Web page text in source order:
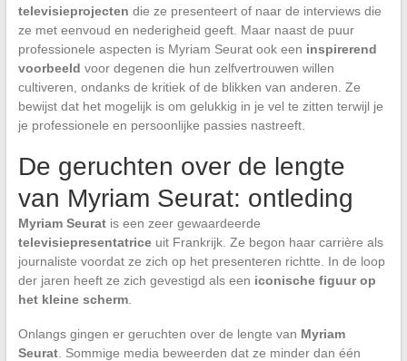
televisieprojecten die ze presenteert of naar de interviews die
ze met eenvoud en nederigheid geeft. Maar naast de puur
professionele aspecten is Myriam Seurat ook een inspirerend
voorbeeld voor degenen die hun zelfvertrouwen willen
cultiveren, ondanks de kritiek of de blikken van anderen. Ze
bewijst dat het mogelijk is om gelukkig in je vel te zitten terwijl je
je professionele en persoonlijke passies nastreeft.
De geruchten over de lengte
van Myriam Seurat: ontleding
Myriam Seuratis een zeer gewaardeerde
televisiepresentatriceuit Frankrijk. Ze begon haar carrière als
journaliste voordat ze zich op het presenteren richtte. In de loop
der jaren heeft ze zich gevestigd als een iconische figuur op
het kleine scherm.
Onlangs gingen er geruchten over de lengte van Myriam
Seurat. Sommige media beweerden dat ze minder dan één